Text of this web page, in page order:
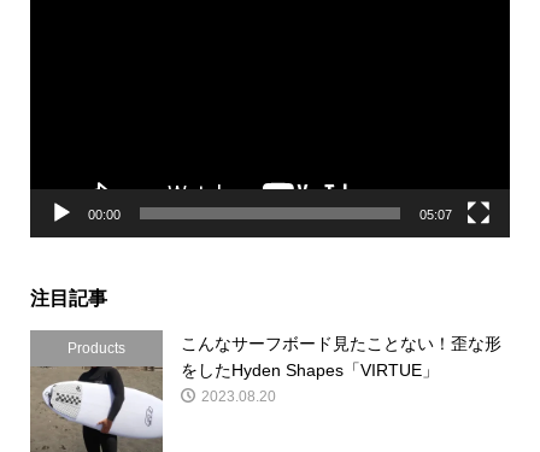
00:00 05:07
注目記事
Products
こんなサーフボード見たことない！歪な形
をしたHyden Shapes「VIRTUE」
2023.08.20